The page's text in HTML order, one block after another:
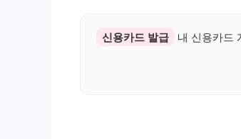
신용카드 발급
내 신용카드